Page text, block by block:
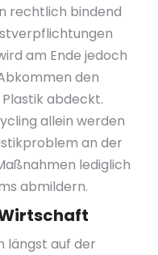
rechtlich bindend
am Ende jedoch
den
abdeckt.
allein werden
an der
lediglich
abmildern.
längst auf der